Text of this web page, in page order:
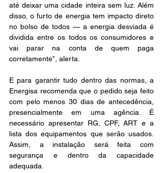
até deixar uma cidade inteira sem luz. Além
disso, o furto de energia tem impacto direto
no bolso de todos — a energia desviada é
dividida entre os todos os consumidores e
vai parar na conta de quem paga
corretamente”, alerta.
E para garantir tudo dentro das normas, a
Energisa recomenda que o pedido seja feito
com pelo menos 30 dias de antecedência,
presencialmente em uma agência. É
necessário apresentar RG, CPF, ART e a
lista dos equipamentos que serão usados.
Assim, a instalação será feita com
segurança e dentro da capacidade
adequada.